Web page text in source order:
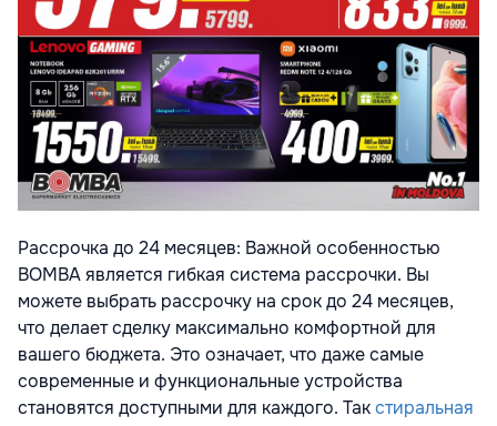
Рассрочка до 24 месяцев: Важной особенностью
BOMBA является гибкая система рассрочки. Вы
можете выбрать рассрочку на срок до 24 месяцев,
что делает сделку максимально комфортной для
вашего бюджета. Это означает, что даже самые
современные и функциональные устройства
становятся доступными для каждого. Такстиральная